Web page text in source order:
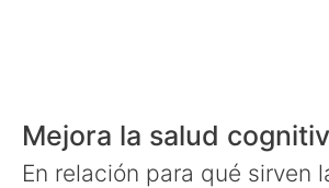
Mejora la salud
En relación para qué sirven